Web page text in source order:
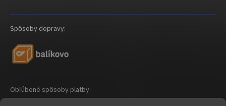
Spôsoby dopravy:
Obľúbené spôsoby platby: